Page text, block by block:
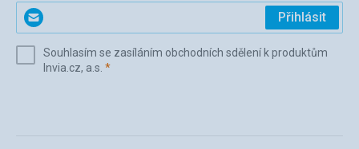
Zadejte
svůj
(povinné)
Přihlásit
Souhlasím se zasíláním obchodních sdělení k produktům
Invia.cz, a.s. *(povinné)